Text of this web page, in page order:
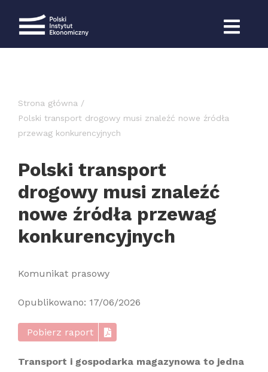
Strona główna
Polski transport drogowy musi znaleźć nowe źródła
przewag konkurencyjnych
Polski transport
drogowy musi znaleźć
nowe źródła przewag
konkurencyjnych
Komunikat prasowy
Opublikowano: 17/06/2026
Pobierz raport
Transport i gospodarka magazynowa to jedna